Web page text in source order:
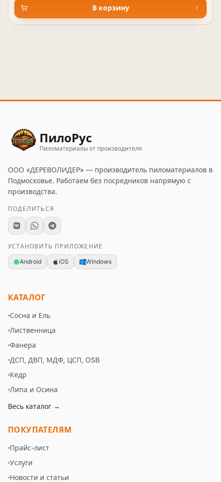
В корзину
ПилоРус
Пиломатериалы от производителя
ООО «ДЕРЕВОЛИДЕР» — производитель пиломатериалов в
Подмосковье. Работаем без посредников напрямую с
производства.
ПОДЕЛИТЬСЯ
УСТАНОВИТЬ ПРИЛОЖЕНИЕ
Android iOS Windows
КАТАЛОГ
Сосна и Ель
Лиственница
Фанера
ДСП, ДВП, МДФ, ЦСП, OSB
Кедр
Липа и Осина
Весь каталог →
ПОКУПАТЕЛЯМ
Прайс-лист
Услуги
Новости и статьи